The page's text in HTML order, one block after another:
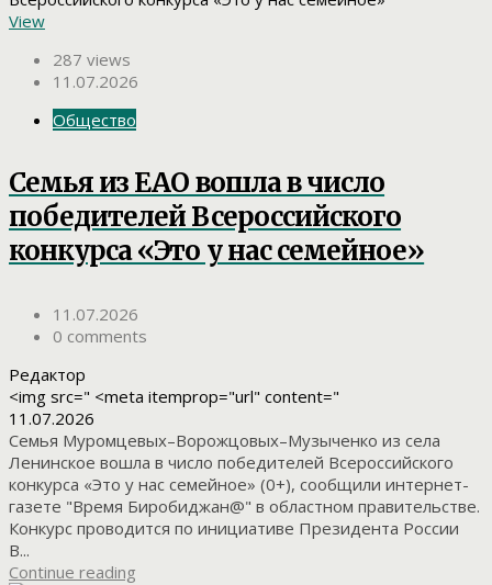
View
287 views
11.07.2026
Общество
Семья из ЕАО вошла в число
победителей Всероссийского
конкурса «Это у нас семейное»
11.07.2026
0 comments
Редактор
<img src=" <meta itemprop="url" content="
11.07.2026
Семья Муромцевых–Ворожцовых–Музыченко из села
Ленинское вошла в число победителей Всероссийского
конкурса «Это у нас семейное» (0+), сообщили интернет-
газете "Время Биробиджан@" в областном правительстве.
Конкурс проводится по инициативе Президента России
В...
Continue reading